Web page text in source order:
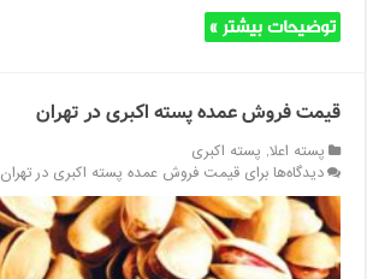
توضیحات بیشتر »
قیمت فروش عمده پسته اکبری در تهران
پسته اعلا, پسته اکبری
دیدگاه‌هابرای قیمت فروش عمده پسته اکبری در تهران